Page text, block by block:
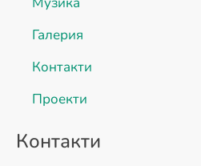
Галерия
Контакти
Проекти
Контакти